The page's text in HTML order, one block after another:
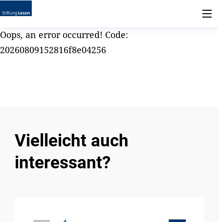
Oops, an error occurred! Code:
20260809152816f8e04256
Vielleicht auch
interessant?